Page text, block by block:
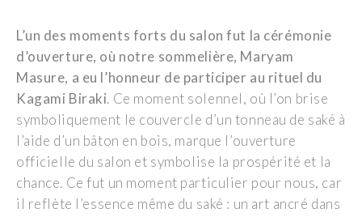
L’un des moments forts du salon fut la cérémonie
d’ouverture, où notre sommelière, Maryam
Masure, a eu l’honneur de participer au rituel du
Kagami Biraki. Ce moment solennel, où l’on brise
symboliquement le couvercle d’un tonneau de saké à
l’aide d’un bâton en bois, marque l’ouverture
officielle du salon et symbolise la prospérité et la
chance. Ce fut un moment particulier pour nous, car
il reflète l’essence même du saké : un art ancré dans